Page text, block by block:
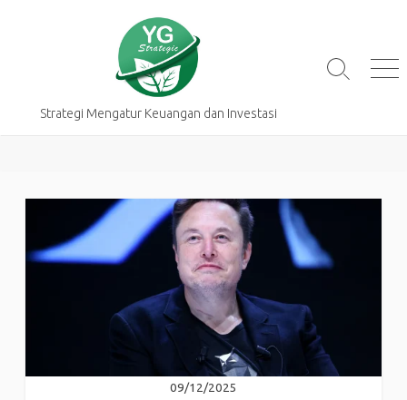
Strategi Mengatur Keuangan dan Investasi
Search
09/12/2025